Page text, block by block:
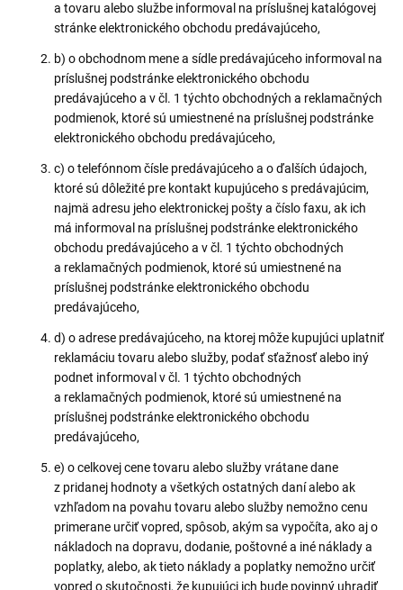
a tovaru alebo službe informoval na príslušnej katalógovej
stránke elektronického obchodu predávajúceho,
b) o obchodnom mene a sídle predávajúceho informoval na
príslušnej podstránke elektronického obchodu
predávajúceho a v čl. 1 týchto obchodných a reklamačných
podmienok, ktoré sú umiestnené na príslušnej podstránke
elektronického obchodu predávajúceho,
c) o telefónnom čísle predávajúceho a o ďalších údajoch,
ktoré sú dôležité pre kontakt kupujúceho s predávajúcim,
najmä adresu jeho elektronickej pošty a číslo faxu, ak ich
má informoval na príslušnej podstránke elektronického
obchodu predávajúceho a v čl. 1 týchto obchodných
a reklamačných podmienok, ktoré sú umiestnené na
príslušnej podstránke elektronického obchodu
predávajúceho,
d) o adrese predávajúceho, na ktorej môže kupujúci uplatniť
reklamáciu tovaru alebo služby, podať sťažnosť alebo iný
podnet informoval v čl. 1 týchto obchodných
a reklamačných podmienok, ktoré sú umiestnené na
príslušnej podstránke elektronického obchodu
predávajúceho,
e) o celkovej cene tovaru alebo služby vrátane dane
z pridanej hodnoty a všetkých ostatných daní alebo ak
vzhľadom na povahu tovaru alebo služby nemožno cenu
primerane určiť vopred, spôsob, akým sa vypočíta, ako aj o
nákladoch na dopravu, dodanie, poštovné a iné náklady a
poplatky, alebo, ak tieto náklady a poplatky nemožno určiť
vopred o skutočnosti, že kupujúci ich bude povinný uhradiť